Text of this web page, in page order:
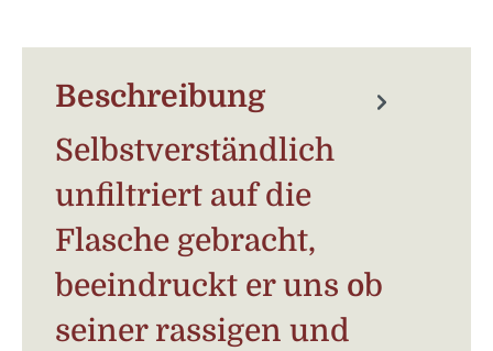
Beschreibung
Selbstverständlich
unfiltriert auf die
Flasche gebracht,
beeindruckt er uns ob
seiner rassigen und